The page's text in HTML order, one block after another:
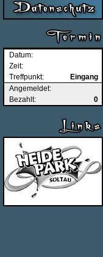
Datum:
Zeit:
Treffpunkt:
Eingang
Angemeldet:
Bezahlt:
0